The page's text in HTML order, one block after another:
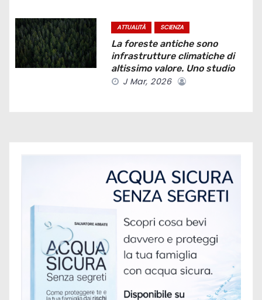
t
i
ATTUALITÀ SCIENZA
La foreste antiche sono
infrastrutture climatiche di
altissimo valore. Uno studio
J Mar, 2026